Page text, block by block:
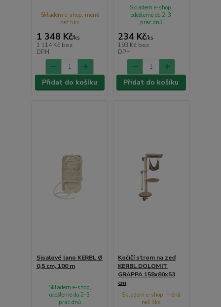
1 348 Kč/ks
1 114 Kč bez
DPH
Skladem e-shop, méně
než 5ks
Přidat do košíku
234 Kč/ks
193 Kč bez
DPH
Skladem e-shop,
odešleme do 2-3
prac.dnů
Přidat do košíku
Sisalové lano KERBL Ø
0,5 cm, 100 m
Skladem e-shop,
odešleme do 2-3
prac.dnů
Kočičí strom na zeď
KERBL DOLOMIT
GRAPPA 158x80x53
cm
Skladem e-shop, méně
než 5ks